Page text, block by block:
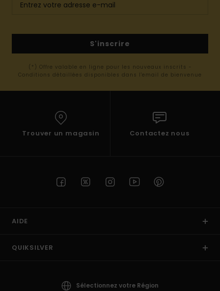
S'inscrire
(*) Offre valable en ligne pour les nouveaux inscrits -
Conditions détaillées disponibles dans l'email de bienvenue
Trouver un magasin Contactez nous
AIDE
QUIKSILVER
Sélectionnez votre Région